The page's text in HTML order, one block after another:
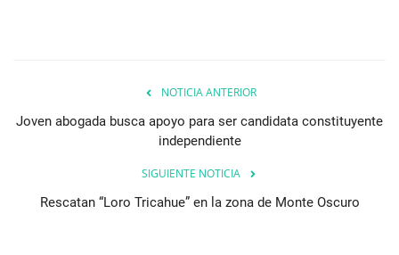
NOTICIA ANTERIOR
Joven abogada busca apoyo para ser candidata constituyente
independiente
SIGUIENTE NOTICIA
Rescatan “Loro Tricahue” en la zona de Monte Oscuro